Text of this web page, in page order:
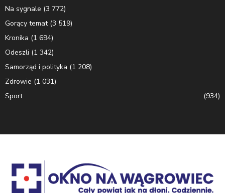
Na sygnale (3 772)
Gorący temat(3 519)
Kronika (1 694)
Odeszli (1 342)
Samorząd i polityka (1 208)
Zdrowie (1 031)
Sport
(934)